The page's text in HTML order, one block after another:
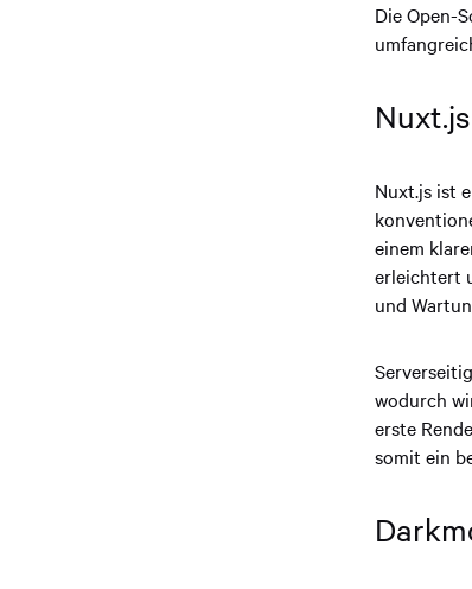
Die Open-
Nuxt.js ist
einem
erleichtert
und
wodurch
erste
somit ein